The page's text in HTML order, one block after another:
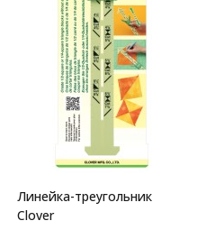
Линейка-треугольник
Clover